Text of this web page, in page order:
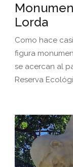
Lorda
Como hace
figura
se acercan al
Reserva